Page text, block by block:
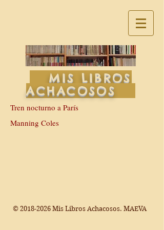
MIS LIBROS
ACHACOSOS
Tren nocturno a París
Manning Coles
© 2018-2026 Mis Libros Achacosos. MAEVA